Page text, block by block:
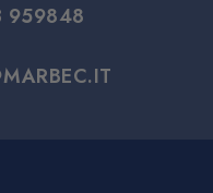
959848